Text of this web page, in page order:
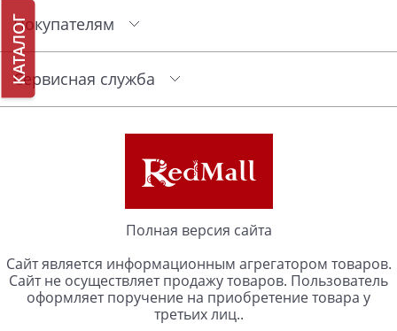
КАТАЛОГ
Покупателям
Сервисная служба
Полная версия сайта
Сайт является информационным агрегатором товаров.
Сайт не осуществляет продажу товаров. Пользователь
оформляет поручение на приобретение товара у
третьих лиц..